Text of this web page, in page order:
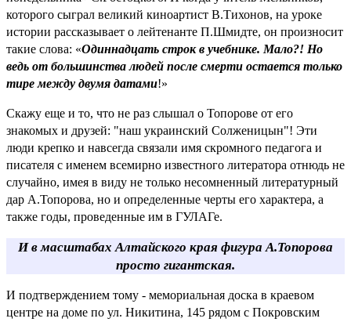
которого сыграл великий киноартист В.Тихонов, на уроке
истории рассказывает о лейтенанте П.Шмидте, он произносит
такие слова: «Одиннадцать строк в учебнике. Мало?! Но
ведь от большинства людей после смерти остается только
тире между двумя датами!»
Скажу еще и то, что не раз слышал о Топорове от его
знакомых и друзей: "наш украинский Солженицын"! Эти
люди крепко и навсегда связали имя скромного педагога и
писателя с именем всемирно известного литератора отнюдь не
случайно, имея в виду не только несомненный литературный
дар А.Топорова, но и определенные черты его характера, а
также годы, проведенные им в ГУЛАГе.
И в масштабах Алтайского края фигура А.Топорова
просто гигантская.
И подтверждением тому - мемориальная доска в краевом
центре на доме по ул. Никитина, 145 рядом с Покровским